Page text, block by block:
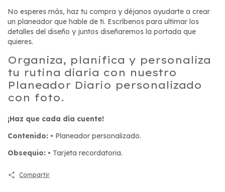
No esperes más, haz tu compra y déjanos ayudarte a crear
un planeador que hable de ti. Escríbenos para ultimar los
detalles del diseño y juntos diseñaremos la portada que
quieres.
Organiza, planifica y personaliza
tu rutina diaria con nuestro
Planeador Diario personalizado
con foto.
¡Haz que cada día cuente!
Contenido: • Planeador personalizado.
Obsequio: • Tarjeta recordatoria.
Compartir